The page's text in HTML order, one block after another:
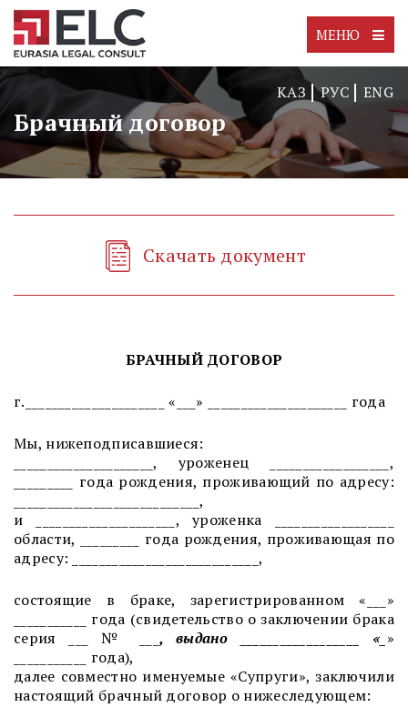
МЕНЮ
КАЗ РУС ENG
Брачный договор
Скачать документ
БРАЧНЫЙ ДОГОВОР
г._____________________ «___» _____________________ года
Мы, нижеподписавшиеся:
_____________________, уроженец __________________,
_________ года рождения, проживающий по адресу:
____________________________,
и _____________________, уроженка __________________
области, _________ года рождения, проживающая по
адресу: ____________________________,
состоящие в браке, зарегистрированном «___»
___________ года (свидетельство о заключении брака
серия ___ № ___ , выдано __________________ « »
___________ года),
далее совместно именуемые «Супруги», заключили
настоящий брачный договор о нижеследующем: